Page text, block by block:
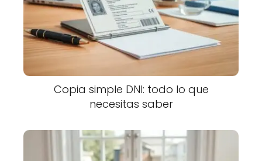
Copia simple DNI: todo lo que
necesitas saber